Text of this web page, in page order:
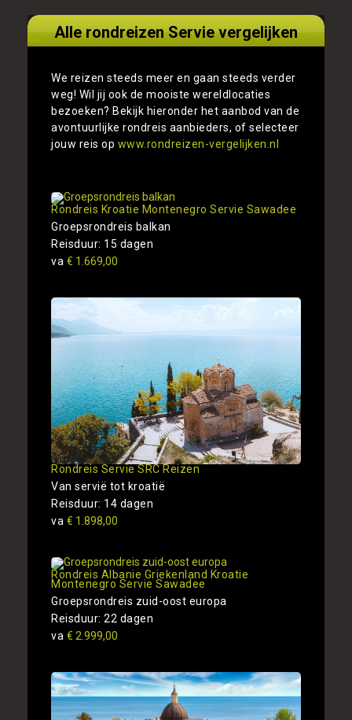
Alle rondreizen Servie vergelijken
We reizen steeds meer en gaan steeds verder
weg! Wil jij ook de mooiste wereldlocaties
bezoeken? Bekijk hieronder het aanbod van de
avontuurlijke rondreis aanbieders, of selecteer
jouw reis op www.rondreizen-vergelijken.nl
Rondreis Kroatie Montenegro Servie Sawadee
Groepsrondreis balkan
Reisduur: 15 dagen
va € 1.669,00
Rondreis Servie SRC Reizen
Van servië tot kroatië
Reisduur: 14 dagen
va € 1.898,00
Rondreis Albanie Griekenland Kroatie
Montenegro Servie Sawadee
Groepsrondreis zuid-oost europa
Reisduur: 22 dagen
va € 2.999,00